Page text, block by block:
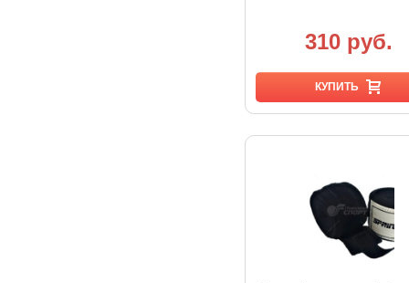
310 руб.
КУПИТЬ